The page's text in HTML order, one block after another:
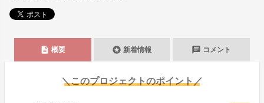
description 概要 stars 新着情報 chat コメント
＼このプロジェクトのポイント／